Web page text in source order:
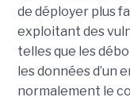
de déployer plus
exploitant des
telles que les
les données d’un
normalement le